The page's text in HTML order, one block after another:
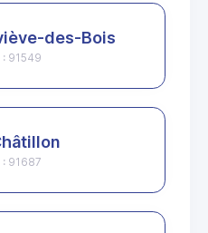
des-Bois
91549
91687